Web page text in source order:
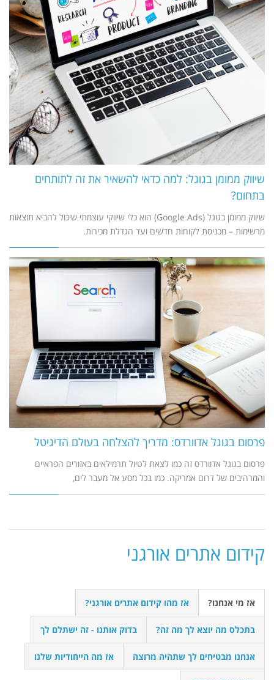
שיווק ממומן בגוגל: למה כדאי להשאיר את זה לתותחים
בתחום?
שיווק ממומן בגוגל (Google Ads) הוא כלי שיווקי עוצמתי שיכול להביא תוצאות
מרשימות – מכניסת לקוחות חדשים ועד הגדלת מכירות.
פרסום בגוגל אדוורדס: מדריך להצלחה בעולם הדיגיטל
פרסום בגוגל אדוורדס זה כמו לצאת לטיול תרמילאים באזורים הפראיים
והמרהיבים של דרום אמריקה. כמו בכל מסע אל מעבר לים,
קידום אתרים אורגני
אז מי אנחנו? אז מהו קידום אתרים אורגני?
בתכלס מה יוצא לך מה זה? בדוק אותנו - זה ישתלם לך
אנחנו מבטיחים לך שתהיה מרוצה אז מה הייחודיות שלנו